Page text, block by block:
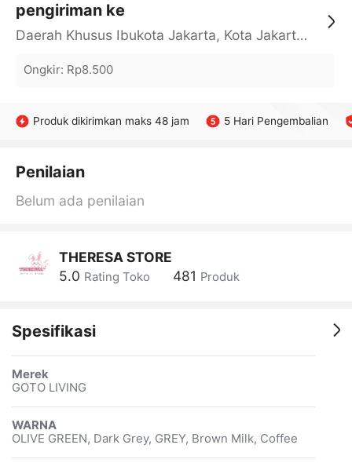
pengiriman ke
Daerah Khusus Ibukota Jakarta, Kota Jakarta Barat, Cengkareng, yy
Ongkir: Rp8.500
Produk dikirimkan maks 48 jam 5 Hari Pengembalian
Penilaian
Belum ada penilaian
THERESA STORE
5.0 Rating Toko 481 Produk
Spesifikasi
Merek
GOTO LIVING
WARNA
OLIVE GREEN, Dark Grey, GREY, Brown Milk, Coffee